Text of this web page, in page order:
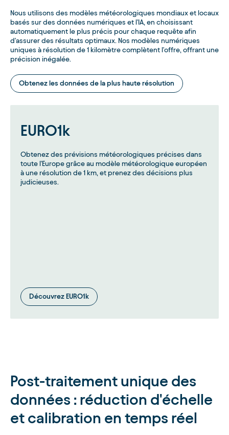
Nous utilisons des modèles météorologiques mondiaux et locaux
basés sur des données numériques et l'IA, en choisissant
automatiquement le plus précis pour chaque requête afin
d'assurer des résultats optimaux. Nos modèles numériques
uniques à résolution de 1 kilomètre complètent l'offre, offrant une
précision inégalée.
Obtenez les données de la plus haute résolution
EURO1k
Obtenez des prévisions météorologiques précises dans
toute l'Europe grâce au modèle météorologique européen
à une résolution de 1 km, et prenez des décisions plus
judicieuses.
Découvrez EURO1k
Post-traitement unique des
données : réduction d'échelle
et calibration en temps réel